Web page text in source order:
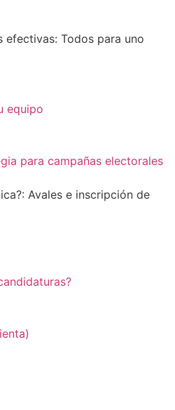
efectivas: Todos para uno
equipo
para campañas electorales
Avales e inscripción de